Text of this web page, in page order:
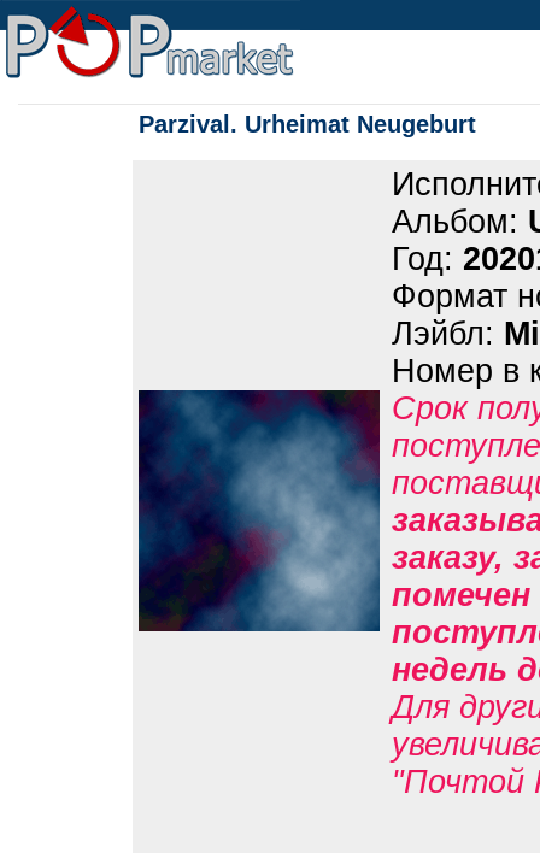
Parzival. Urheimat Neugeburt
Альбом:
Год:
Формат
Лэйбл:
Номер в
Срок
заказу,
помечен
недель
Для
"Почтой